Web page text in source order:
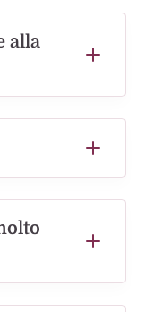
alla